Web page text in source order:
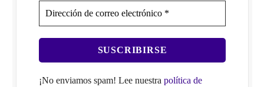
¡No enviamos spam! Lee nuestra política de